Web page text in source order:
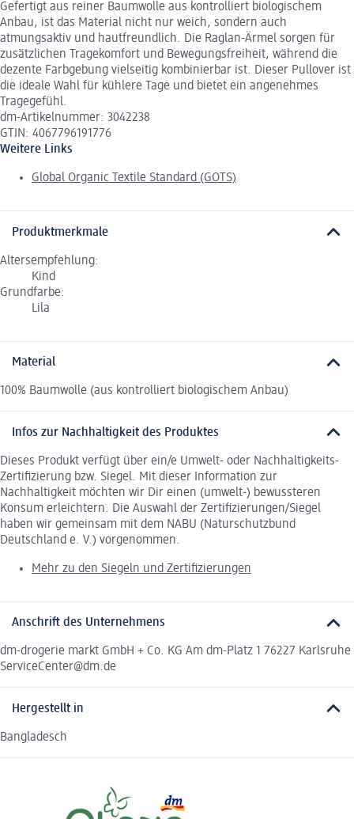
Gefertigt aus reiner Baumwolle aus kontrolliert biologischem
Anbau, ist das Material nicht nur weich, sondern auch
atmungsaktiv und hautfreundlich. Die Raglan-Ärmel sorgen für
zusätzlichen Tragekomfort und Bewegungsfreiheit, während die
dezente Farbgebung vielseitig kombinierbar ist. Dieser Pullover ist
die ideale Wahl für kühlere Tage und bietet ein angenehmes
Tragegefühl.
dm-Artikelnummer: 3042238
GTIN: 4067796191776
Weitere Links
Global Organic Textile Standard (GOTS)
Produktmerkmale
Altersempfehlung:
Kind
Grundfarbe:
Lila
Material
100% Baumwolle (aus kontrolliert biologischem Anbau)
Infos zur Nachhaltigkeit des Produktes
Dieses Produkt verfügt über ein/e Umwelt- oder Nachhaltigkeits-
Zertifizierung bzw. Siegel. Mit dieser Information zur
Nachhaltigkeit möchten wir Dir einen (umwelt-) bewussteren
Konsum erleichtern. Die Auswahl der Zertifizierungen/Siegel
haben wir gemeinsam mit dem NABU (Naturschutzbund
Deutschland e. V.) vorgenommen.
Mehr zu den Siegeln und Zertifizierungen
Anschrift des Unternehmens
dm-drogerie markt GmbH + Co. KG Am dm-Platz 1 76227 Karlsruhe
ServiceCenter@dm.de
Hergestellt in
Bangladesch